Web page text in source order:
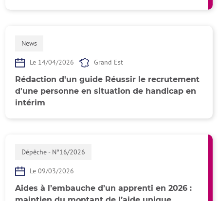
News
Le 14/04/2026 Grand Est
Rédaction d'un guide Réussir le recrutement
d'une personne en situation de handicap en
intérim
Dépêche - N°16/2026
Le 09/03/2026
Aides à l’embauche d’un apprenti en 2026 :